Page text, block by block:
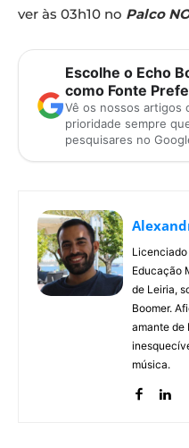
ver às 03h10 no Palco
Escolhe o Echo
como Fonte
Vê os nossos artigos
prioridade sempre
pesquisares no
Educação
de Leiria,
Boomer.
amante de
música.